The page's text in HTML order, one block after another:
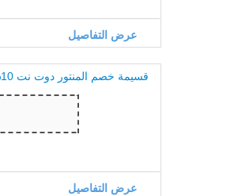
عرض التفاصيل
قسيمة خصم المنتور دوت نت 10% على جميع الدورات التدريبية
عرض التفاصيل